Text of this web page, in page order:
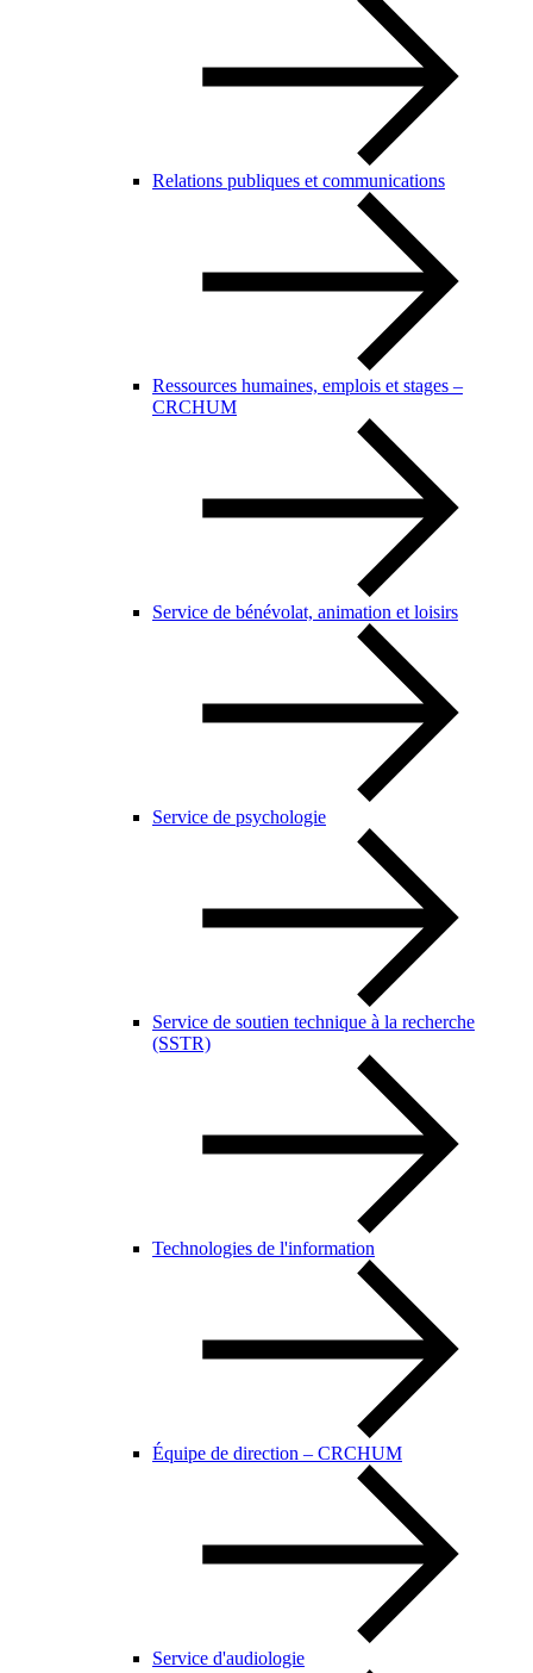
Relations publiques et communications
Ressources humaines, emplois et stages –
CRCHUM
Service de bénévolat, animation et loisirs
Service de psychologie
Service de soutien technique à la recherche
(SSTR)
Technologies de l'information
Équipe de direction – CRCHUM
Service d'audiologie